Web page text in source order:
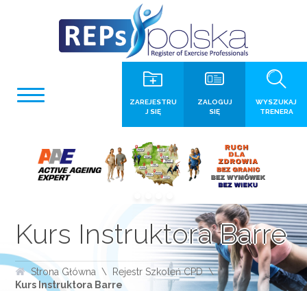
WYSZUKAJ
TRENERA
ZALOGUJ
SIĘ
ZAREJESTRU
J SIĘ
Kurs Instruktora Barre
Strona Główna
Rejestr Szkoleń CPD
Kurs Instruktora Barre